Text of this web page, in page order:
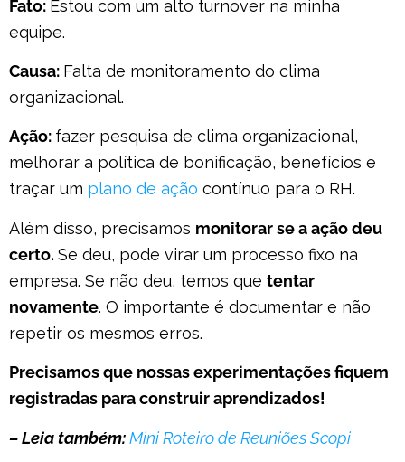
Fato: Estou com um alto turnover na minha
equipe.
Causa: Falta de monitoramento do clima
organizacional.
Ação: fazer pesquisa de clima organizacional,
melhorar a política de bonificação, benefícios e
traçar um plano de ação contínuo para o RH.
Além disso, precisamos monitorar se a ação deu
certo. Se deu, pode virar um processo fixo na
empresa. Se não deu, temos que tentar
novamente. O importante é documentar e não
repetir os mesmos erros.
Precisamos que nossas experimentações fiquem
registradas para construir aprendizados!
– Leia também:Mini Roteiro de Reuniões Scopi